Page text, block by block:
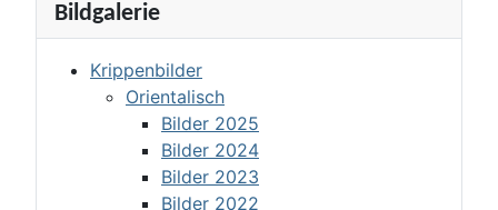
Bildgalerie
Krippenbilder
Orientalisch
Bilder 2025
Bilder 2024
Bilder 2023
Bilder 2022